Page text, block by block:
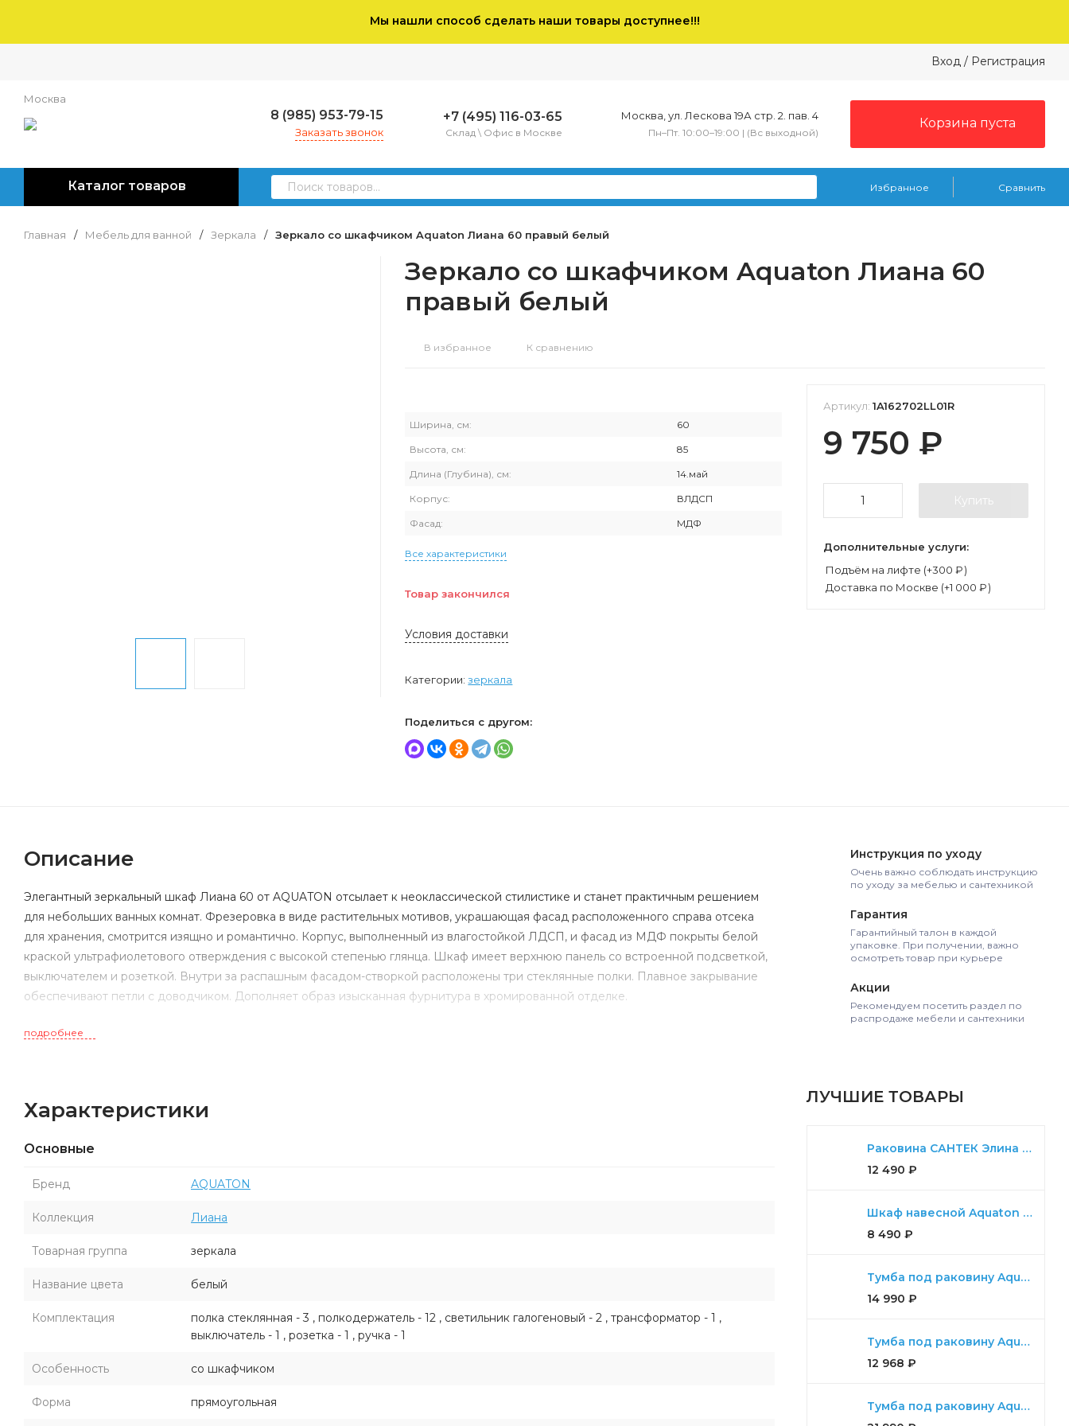
Мы нашли способ сделать наши товары доступнее!!!
Москва
Вход / Регистрация
8 (985) 953-79-15
Заказать звонок
+7 (495) 116-03-65
Склад \ Офис в Москве
Москва, ул. Лескова 19А стр. 2. пав. 4
Пн–Пт. 10:00–19:00 | (Вс выходной)
Корзина пуста
Каталог товаров Избранное Сравнить
Главная / Мебель для ванной / Зеркала / Зеркало со шкафчиком Aquaton Лиана 60 правый белый
Зеркало со шкафчиком Aquaton Лиана 60
правый белый
В избранное К сравнению
Ширина, см: 60
Высота, см: 85
Длина (Глубина), см: 14.май
Корпус: ВЛДСП
Фасад: МДФ
Все характеристики
Товар закончился
Условия доставки
Категории:зеркала
Поделиться с другом:
Артикул: 1A162702LL01R
9 750 ₽
Купить
Дополнительные услуги:
Подъём на лифте (+300 ₽)
Доставка по Москве (+1 000 ₽)
Инструкция по уходу
Очень важно соблюдать инструкцию
по уходу за мебелью и сантехникой
Гарантия
Гарантийный талон в каждой
упаковке. При получении, важно
осмотреть товар при курьере
Акции
Рекомендуем посетить раздел по
распродаже мебели и сантехники
ЛУЧШИЕ ТОВАРЫ
Раковина САНТЕК Элина 100
12 490 ₽
Шкаф навесной Aquaton Либерти дуб эльвезия
8 490 ₽
Тумба под раковину Aquaton Либерти 90 дуб эльвезия, белый глянец
14 990 ₽
Тумба под раковину Aquaton Диор 80 белый
12 968 ₽
Тумба под раковину Aquaton Либерти 100, 2 ящика, дуб эльвезия
Описание
Элегантный зеркальный шкаф Лиана 60 от AQUATON отсылает к неоклассической стилистике и станет практичным решением
для небольших ванных комнат. Фрезеровка в виде растительных мотивов, украшающая фасад расположенного справа отсека
для хранения, смотрится изящно и романтично. Корпус, выполненный из влагостойкой ЛДСП, и фасад из МДФ покрыты белой
краской ультрафиолетового отверждения с высокой степенью глянца. Шкаф имеет верхнюю панель со встроенной подсветкой,
выключателем и розеткой. Внутри за распашным фасадом-створкой расположены три стеклянные полки. Плавное закрывание
обеспечивают петли с доводчиком. Дополняет образ изысканная фурнитура в хромированной отделке.
подробнее
Характеристики
Основные
Бренд AQUATON
Коллекция Лиана
Товарная группа зеркала
Название цвета белый
Комплектация
полка стеклянная - 3 , полкодержатель - 12 , светильник галогеновый - 2 , трансформатор - 1 ,
выключатель - 1 , розетка - 1 , ручка - 1
Особенность со шкафчиком
Форма прямоугольная